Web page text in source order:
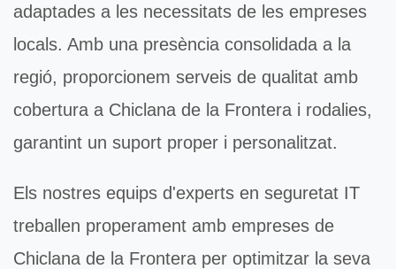
adaptades a les necessitats de les empreses
locals. Amb una presència consolidada a la
regió, proporcionem serveis de qualitat amb
cobertura a Chiclana de la Frontera i rodalies,
garantint un suport proper i personalitzat.
Els nostres equips d'experts en seguretat IT
treballen properament amb empreses de
Chiclana de la Frontera per optimitzar la seva